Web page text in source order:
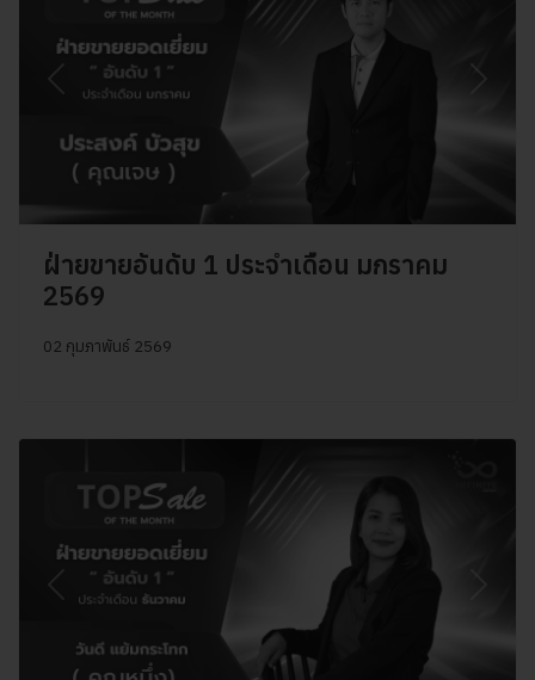
Previous
ฝ่ายขายอันดับ 1 ประจำเดือน มกราคม
2569
02 กุมภาพันธ์ 2569
Previous